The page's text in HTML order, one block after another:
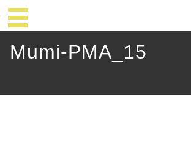
Mumi-PMA_15